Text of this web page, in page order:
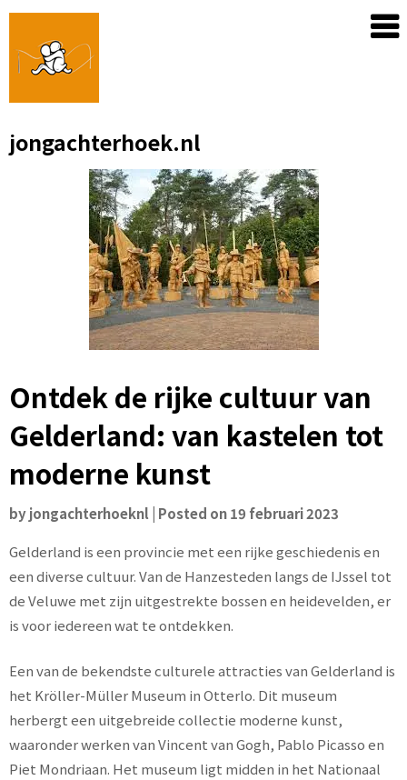
Skip
content
jongachterhoek.nl
Ontdek de rijke cultuur van
Gelderland: van kastelen tot
moderne kunst
byjongachterhoeknl Posted on19 februari 2023
Gelderland is een provincie met een rijke geschiedenis en
een diverse cultuur. Van de Hanzesteden langs de IJssel tot
de Veluwe met zijn uitgestrekte bossen en heidevelden, er
is voor iedereen wat te ontdekken.
Een van de bekendste culturele attracties van Gelderland is
het Kröller-Müller Museum in Otterlo. Dit museum
herbergt een uitgebreide collectie moderne kunst,
waaronder werken van Vincent van Gogh, Pablo Picasso en
Piet Mondriaan. Het museum ligt midden in het Nationaal